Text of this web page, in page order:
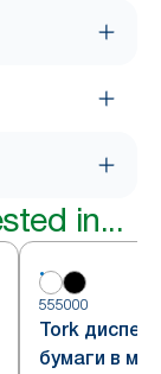
in...
555000
Tork
бумаги в